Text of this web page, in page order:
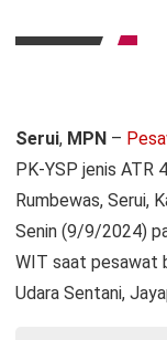
Serui, MPN –
PK-YSP jenis ATR
Rumbewas, Serui,
Senin (9/9/2024)
WIT saat pesawat
Udara Sentani,